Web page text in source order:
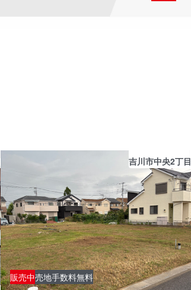
販売中売地手数料無料
吉川市中央2丁目